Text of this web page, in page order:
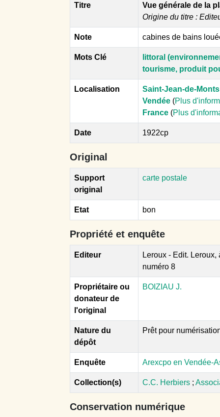
Titre
Vue générale de la
Origine du titre :
Note cabines de bains
Mots Clé
littoral
tourisme, produit
Localisation
Saint-Jean-de-Monts
Vendée (Plus
France (Plus
Date 1922cp
Original
Support
original
carte postale
Etat bon
Propriété et enquête
Editeur
Leroux - Edit.
numéro 8
Propriétaire ou
donateur de
l'original
BOIZIAU J.
Nature du
dépôt
Prêt pour
Enquête Arexcpo en Vendée-
Collection(s) C.C. Herbiers ;
Conservation numérique